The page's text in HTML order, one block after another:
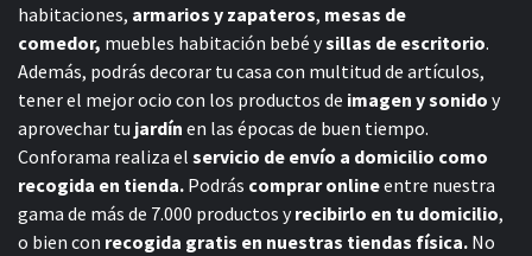
habitaciones, armarios y zapateros, mesas de
comedor, muebles habitación bebé ysillas de escritorio.
Además, podrás decorar tu casa con multitud de artículos,
tener el mejor ocio con los productos de imagen y sonido y
aprovechar tu jardín en las épocas de buen tiempo.
Conforama realiza el servicio de envío a domicilio como
recogida en tienda. Podrás comprar onlineentre nuestra
gama de más de 7.000 productos yrecibirlo en tu domicilio,
o bien con recogida gratis en nuestras tiendas física. No